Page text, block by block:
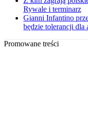
Rywale i terminarz
Gianni Infantino
będzie tolerancji dla
Promowane treści